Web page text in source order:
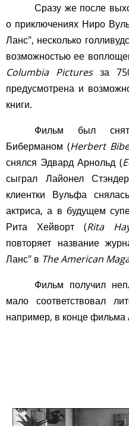
Сразу же после
о приключениях Ниро
Ланс", несколько
возможностью ее
Columbia Picturesза
предусмотрена и
книги.
Фильм был снят
Биберманом (Herbert
снялся Эдвард Арнольд (
сыграл Лайонел
клиентки Вульфа
актриса, а в будущем
Рита Хейворт (Rita
повторяет название
Ланс" в The American
Фильм получил
мало соответствовал
например, в конце фильма